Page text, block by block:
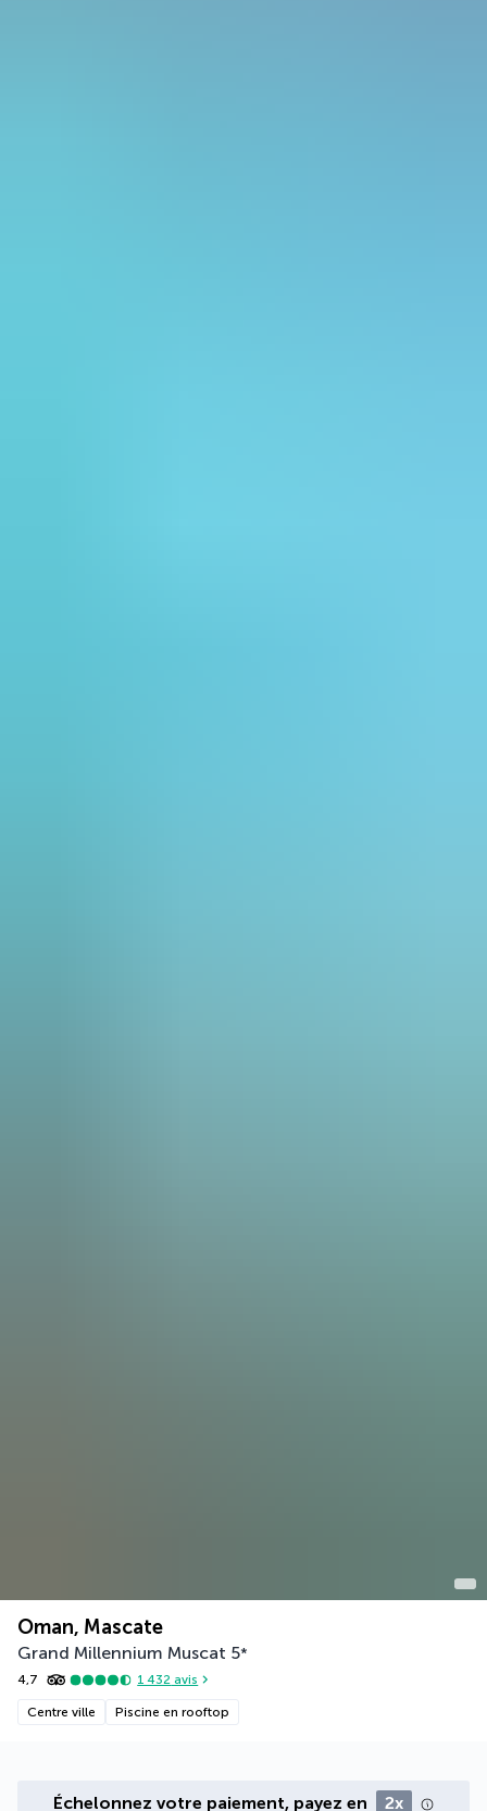
Oman, Mascate
Grand Millennium Muscat 5*
4,7 1 432 avis
Centre ville Piscine en rooftop
Échelonnez votre paiement, payez en 2x